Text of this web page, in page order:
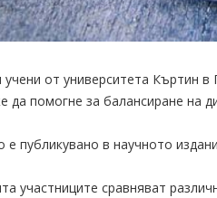
учени от университета Къртин
да помогне за балансиране на
е публикувано в научното
участниците сравняват